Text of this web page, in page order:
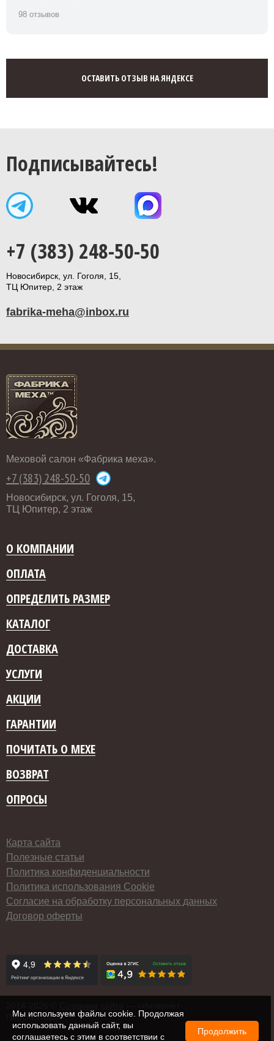
98 отзывов
ОСТАВИТЬ ОТЗЫВ НА ЯНДЕКСЕ
Подписывайтесь!
+7 (383) 248-50-50
Новосибирск, ул. Гоголя, 15,
ТЦ Юпитер, 2 этаж
fabrika-meha@inbox.ru
Меховой салон «Фабрика меха».
+7 (383) 248-50-50
Новосибирск, ул. Гоголя, 15,
ТЦ Юпитер, 2 этаж
О КОМПАНИИ
ОПЛАТА
ОПРЕДЕЛИТЬ РАЗМЕР
КАТАЛОГ
ДОСТАВКА
УСЛУГИ
АКЦИИ
ГАРАНТИИ
ПОЧИТАТЬ О МЕХЕ
ВОЗВРАТ
ОПРОСЫ
Карта сайта
Полезные статьи
Политика конфиденциальности
Политика использования Cookie
Согласие на обработку персональных данных
Договор оферты
Перспектива»
Мы используем файлы cookie. Продолжая
использовать данный сайт, вы
соглашаетесь с этим в соответствии с
Продолжить